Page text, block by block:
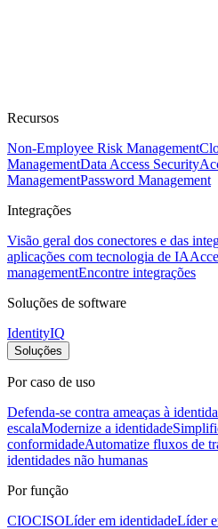
Recursos
Non-Employee Risk Management
ManagementData Access Security
ManagementPassword Management
Integrações
Visão geral dos conectores e das
aplicações com tecnologia de IA
managementEncontre integrações
Soluções de software
IdentityIQ
Soluções
Por caso de uso
Defenda-se contra ameaças à
escalaModernize a identidade
conformidadeAutomatize fluxos de
identidades não humanas
Por função
CIOCISOLíder em identidadeLíder